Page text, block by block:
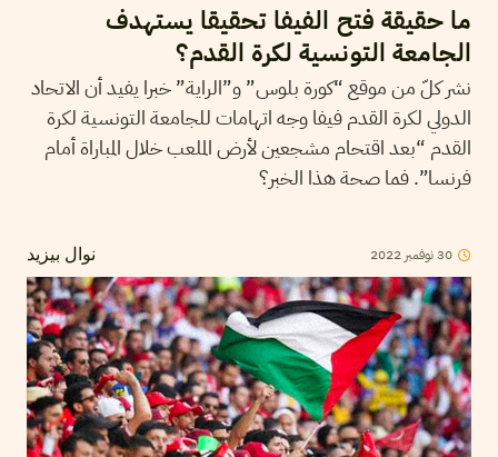
ما حقيقة فتح الفيفا تحقيقا يستهدف
الجامعة التونسية لكرة القدم؟
نشر كلّ من موقع “كورة بلوس” و”الراية” خبرا يفيد أن الاتحاد
الدولي لكرة القدم فيفا وجه اتهامات للجامعة التونسية لكرة
القدم “بعد اقتحام مشجعين لأرض الملعب خلال المباراة أمام
فرنسا”. فما صحة هذا الخبر؟
نوال بيزيد 30 نوفمبر 2022